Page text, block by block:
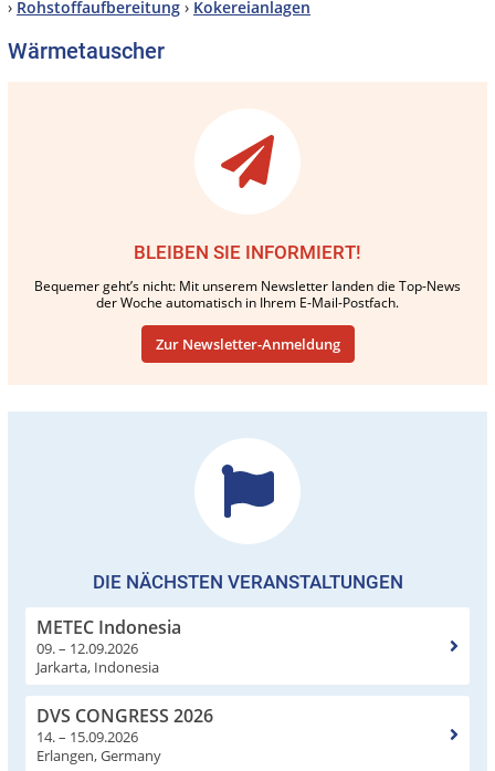
› Rohstoffaufbereitung › Kokereianlagen
Wärmetauscher
BLEIBEN SIE INFORMIERT!
Bequemer geht’s nicht: Mit unserem Newsletter landen die Top-News
der Woche automatisch in Ihrem E-Mail-Postfach.
Zur Newsletter-Anmeldung
DIE NÄCHSTEN VERANSTALTUNGEN
METEC Indonesia
09. – 12.09.2026
Jarkarta, Indonesia
DVS CONGRESS 2026
14. – 15.09.2026
Erlangen, Germany